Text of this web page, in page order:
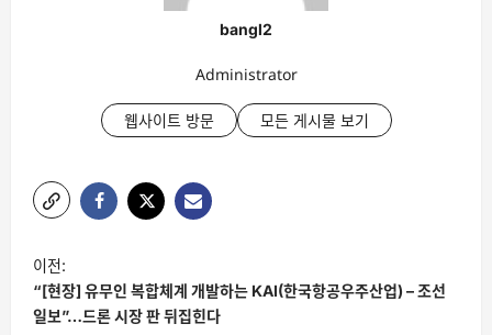
bangl2
Administrator
웹사이트 방문 모든 게시물 보기
글
탐
색
이전:
“[현장] 유무인 복합체계 개발하는 KAI(한국항공우주산업) – 조선
일보”…드론 시장 판 뒤집힌다